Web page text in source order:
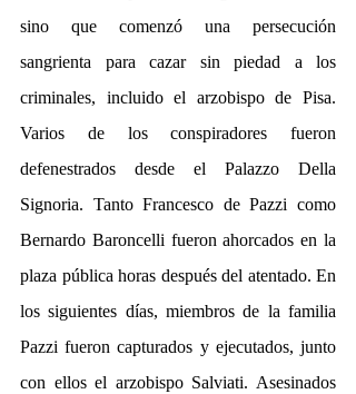
sino que comenzó una persecución
sangrienta para cazar sin piedad a los
criminales, incluido el arzobispo de Pisa.
Varios de los conspiradores fueron
defenestrados desde el Palazzo Della
Signoria. Tanto Francesco de Pazzi como
Bernardo Baroncelli fueron ahorcados en la
plaza pública horas después del atentado. En
los siguientes días, miembros de la familia
Pazzi fueron capturados y ejecutados, junto
con ellos el arzobispo Salviati. Asesinados